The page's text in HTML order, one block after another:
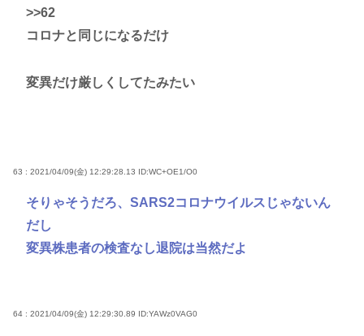
>>62
コロナと同じになるだけ
変異だけ厳しくしてたみたい
63 : 2021/04/09(金) 12:29:28.13 ID:WC+OE1/O0
そりゃそうだろ、SARS2コロナウイルスじゃないん
だし
変異株患者の検査なし退院は当然だよ
64 : 2021/04/09(金) 12:29:30.89 ID:YAWz0VAG0